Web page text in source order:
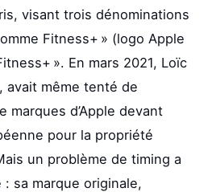
visant trois dénominations
Fitness+ » (logo Apple
». En mars 2021, Loïc
avait même tenté de
marques d’Apple devant
pour la propriété
un problème de timing a
sa marque originale,